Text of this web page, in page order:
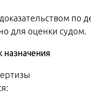
по
для оценки судом.
назначения